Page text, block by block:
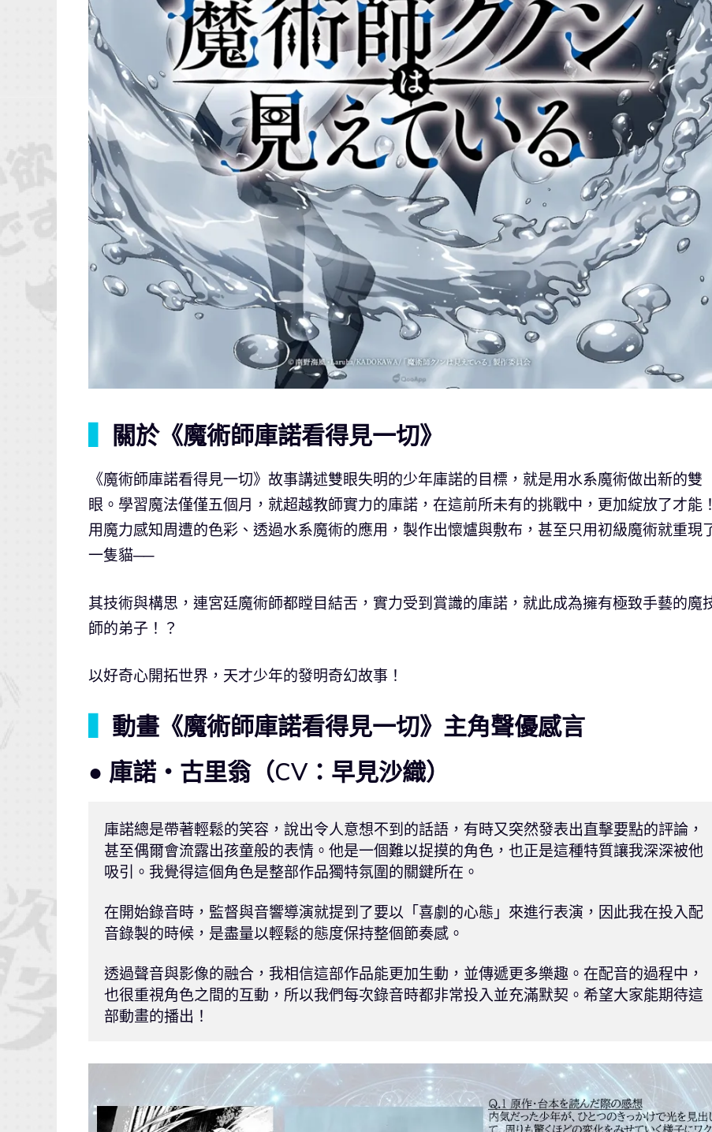
關於《魔術師庫諾看得見一切》
《魔術師庫諾看得見一切》故事講述雙眼失明的少年庫諾的目標，就是用水系魔術做出新的雙
眼。學習魔法僅僅五個月，就超越教師實力的庫諾，在這前所未有的挑戰中，更加綻放了才能！
用魔力感知周遭的色彩、透過水系魔術的應用，製作出懷爐與敷布，甚至只用初級魔術就重現
一隻貓──
其技術與構思，連宮廷魔術師都瞠目結舌，實力受到賞識的庫諾，就此成為擁有極致手藝的魔
師的弟子！？
以好奇心開拓世界，天才少年的發明奇幻故事！
動畫《魔術師庫諾看得見一切》主角聲優感言
● 庫諾・古里翁（CV：早見沙織）
庫諾總是帶著輕鬆的笑容，說出令人意想不到的話語，有時又突然發表出直擊要點的評論，
甚至偶爾會流露出孩童般的表情。他是一個難以捉摸的角色，也正是這種特質讓我深深被他
吸引。我覺得這個角色是整部作品獨特氛圍的關鍵所在。
在開始錄音時，監督與音響導演就提到了要以「喜劇的心態」來進行表演，因此我在投入配
音錄製的時候，是盡量以輕鬆的態度保持整個節奏感。
透過聲音與影像的融合，我相信這部作品能更加生動，並傳遞更多樂趣。在配音的過程中，
也很重視角色之間的互動，所以我們每次錄音時都非常投入並充滿默契。希望大家能期待這
部動畫的播出！